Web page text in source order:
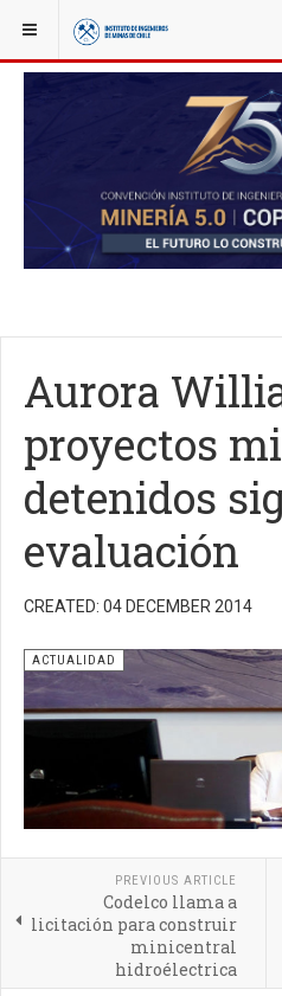
YOU ARE HERE: NOTICIAS
Aurora
proyectos
detenidos
evaluación
CREATED: 04 DECEMBER 2014
ACTUALIDAD
PREVIOUS ARTICLE
Codelco llama a
licitación para construir
minicentral
hidroélectrica